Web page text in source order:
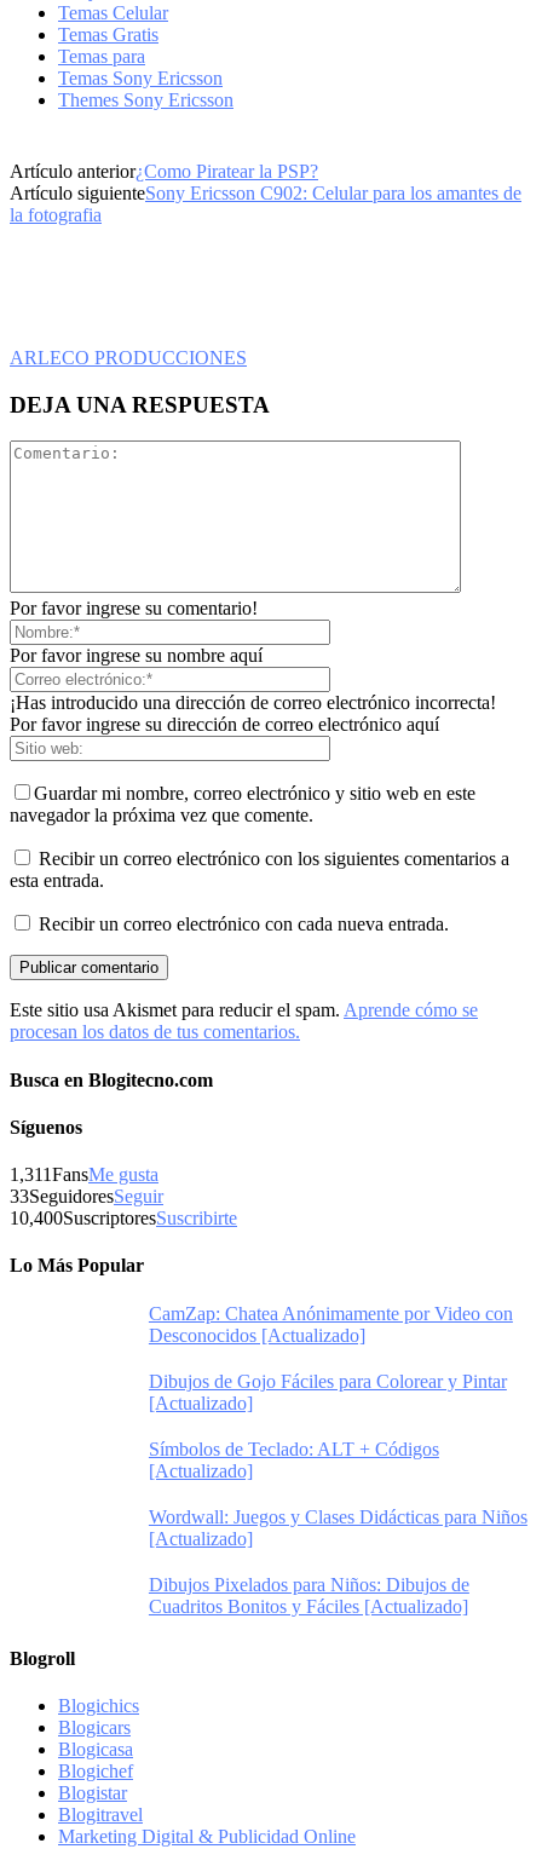
Temas Celular
Temas Gratis
Temas para
Temas Sony Ericsson
Themes Sony Ericsson
Artículo anterior¿Como Piratear la PSP?
Artículo siguienteSony Ericsson C902: Celular para los amantes de
la fotografia
ARLECO PRODUCCIONES
DEJA UNA RESPUESTA
Por favor ingrese su comentario!
Por favor ingrese su nombre aquí
¡Has introducido una dirección de correo electrónico incorrecta!
Por favor ingrese su dirección de correo electrónico aquí
Guardar mi nombre, correo electrónico y sitio web en este
navegador la próxima vez que comente.
Recibir un correo electrónico con los siguientes comentarios a
esta entrada.
Recibir un correo electrónico con cada nueva entrada.
Este sitio usa Akismet para reducir el spam. Aprende cómo se
procesan los datos de tus comentarios.
Busca en Blogitecno.com
Síguenos
1,311FansMe gusta
33SeguidoresSeguir
10,400SuscriptoresSuscribirte
Lo Más Popular
CamZap: Chatea Anónimamente por Video con
Desconocidos [Actualizado]
Dibujos de Gojo Fáciles para Colorear y Pintar
[Actualizado]
Símbolos de Teclado: ALT + Códigos
[Actualizado]
Wordwall: Juegos y Clases Didácticas para Niños
[Actualizado]
Dibujos Pixelados para Niños: Dibujos de
Cuadritos Bonitos y Fáciles [Actualizado]
Blogroll
Blogichics
Blogicars
Blogicasa
Blogichef
Blogistar
Blogitravel
Marketing Digital & Publicidad Online